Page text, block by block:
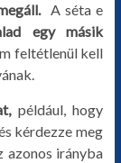
A séta e
egy másik
feltétlenül kell
például, hogy
kérdezze meg
azonos irányba